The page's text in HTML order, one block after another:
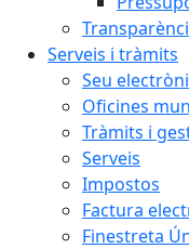
Serveis i tràmits
Seu
Oficines
Tràmits i
Serveis
Impostos
Factura
Finestreta